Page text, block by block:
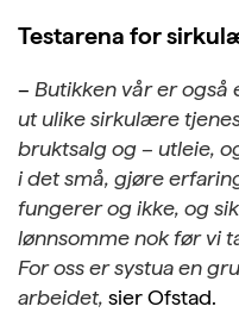
Testarena for
– Butikken vår er også
ut ulike sirkulære
bruktsalg og – utleie,
i det små, gjøre
fungerer og ikke, og
lønnsomme nok før vi
For oss er systua en
arbeidet, sier Ofstad.